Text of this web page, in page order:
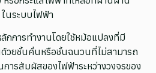
นระบบไฟฟ้า
กการทำงานโดยใช้หม้อแปลงที่มี
วยชั้นคั่นหรือชั้นฉนวนที่ไม่สามารถ
ารสัมผัสของไฟฟ้าระหว่างวงจรของ